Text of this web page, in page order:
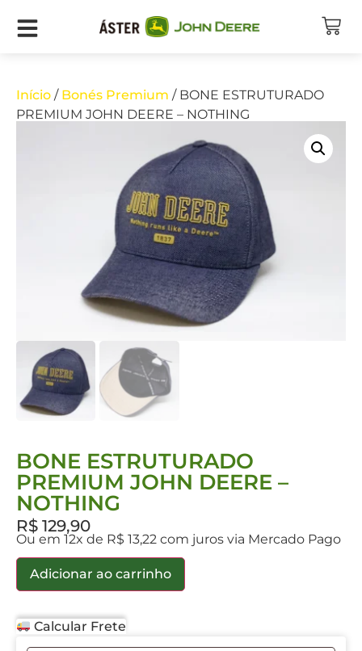
Início / Bonés Premium / BONE ESTRUTURADO
PREMIUM JOHN DEERE – NOTHING
BONE ESTRUTURADO
PREMIUM JOHN DEERE –
NOTHING
R$ 129,90
Ou em 12x de R$ 13,22 com juros via Mercado Pago
Adicionar ao carrinho
Calcular Frete